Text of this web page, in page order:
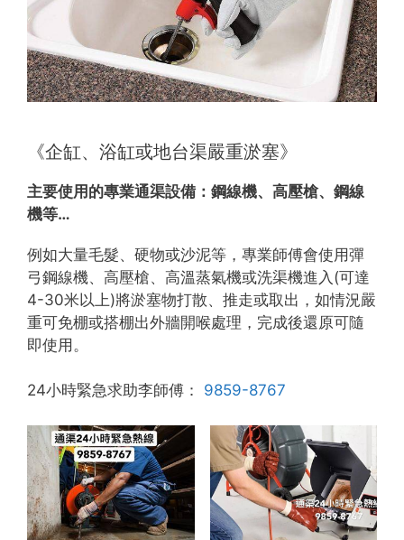
《企缸、浴缸或地台渠嚴重淤塞》
主要使用的專業通渠設備： 鋼線機、高壓槍、鋼線
機等…
例如大量毛髮、硬物或沙泥等，專業師傅會使用彈
弓鋼線機、高壓槍、高溫蒸氣機或洗渠機進入(可達
4-30米以上)將淤塞物打散、推走或取出，如情況嚴
重可免棚或搭棚出外牆開喉處理，完成後還原可隨
即使用。
24小時緊急求助李師傅： 9859-8767